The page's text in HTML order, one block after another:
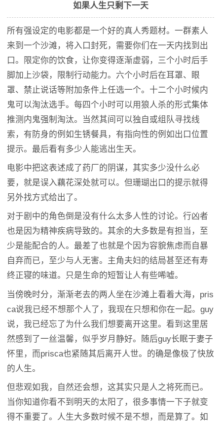
如果人生只剩下一天
所有强设定的电影都是一个好的真人秀题材。一群素人
来到一个沙滩，将入口封死，需要你们在一天内找到出
口。限定你的饮食，让你变得逐渐虚弱，三个小时后手
脚加上沙袋，限制行动能力。六个小时后在耳罩、眼
罩、禁止说话等附加条件上任选一个。十二个小时候内
鬼可以淘汰选手。每四个小时可以用狼人杀的形式集体
推测内鬼强制淘汰。当然其间可以独自或组队寻找线
索，有防身的例如生锈餐具，有指向性的例如出口位置
提示。最后看有多少人能逃出生天。
电影中把这表述成了药厂的阴谋，其实多少没什么必
要，就是误入藕花深处就可以。但珊瑚出口的提示就得
另外找方式给出了。
对于剧中的角色倒是没有什么太多人性的讨论。行凶者
也是因为精神疾病导致的。其余的大多数是有担当，至
少是能配合的人。最差了也就是个因为容貌焦虑而自暴
自弃而已，至少与人无害。主角夫妇的结局甚至还有寿
终正寝的味道。只是生命的短暂让人有些唏嘘。
当傍晚时分，渐渐老去的两人坐在沙滩上看着大海，pris
ca说我已经不想那个人了，我现在只想和你在一起。guy
说，我已经忘了为什么我们想要离开这里。看到这里居
然感到了一丝温馨，似乎岁月静好。随后guy长眠于妻子
怀里，而prisca也紧随其后离开人世。的确是像极了快放
的人生。
但悲观如我，自然还会想，这其实只是人之将死而已。
当你知道你看不到明天的太阳了，很多事情一下子就变
得不重要了。人生大多数时候不是不想，而是算了。如